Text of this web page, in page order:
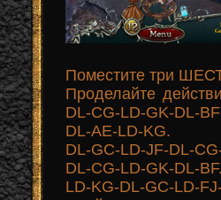
Поместите три
Проделайте
DL-CG-LD-GK-DL-
DL-AE-LD-KG.
DL-GC-LD-JF-DL-
DL-CG-LD-GK-DL-
LD-KG-DL-GC-LD-